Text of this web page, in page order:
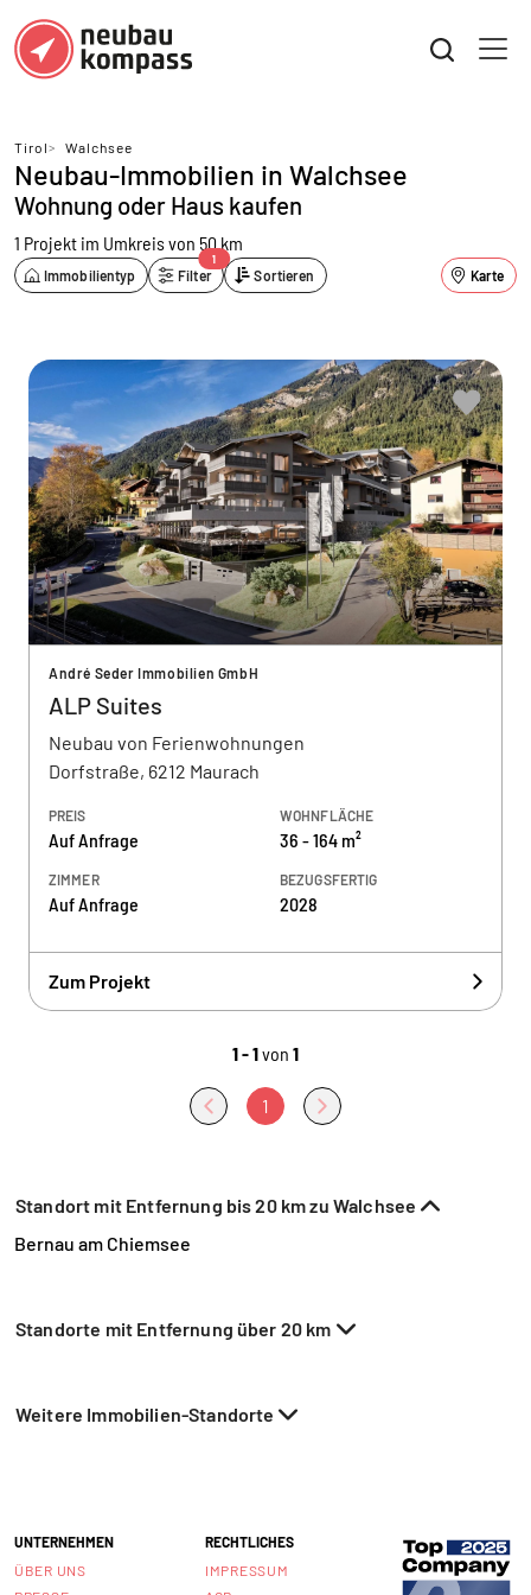
Tirol> Walchsee
Neubau-Immobilien in Walchsee
Wohnung oder Haus kaufen
1 Projekt im Umkreis von 50 km
Immobilientyp Filter
1
Sortieren Karte
André Seder Immobilien GmbH
ALP Suites
Neubau von Ferienwohnungen
Dorfstraße, 6212 Maurach
PREIS
Auf Anfrage
WOHNFLÄCHE
36 - 164 m²
ZIMMER
Auf Anfrage
BEZUGSFERTIG
2028
Zum Projekt
1 - 1von 1
1
Standort mit Entfernung bis 20 km zu Walchsee
Bernau am Chiemsee
Standorte mit Entfernung über 20 km
Weitere Immobilien-Standorte
UNTERNEHMEN
ÜBER UNS
RECHTLICHES
IMPRESSUM